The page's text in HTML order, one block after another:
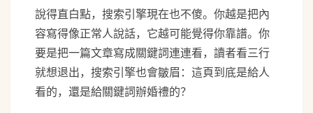
說得直白點，搜索引擎現在也不傻。你越是把內
容寫得像正常人說話，它越可能覺得你靠譜。你
要是把一篇文章寫成關鍵詞連連看，讀者看三行
就想退出，搜索引擎也會皺眉：這頁到底是給人
看的，還是給關鍵詞辦婚禮的？